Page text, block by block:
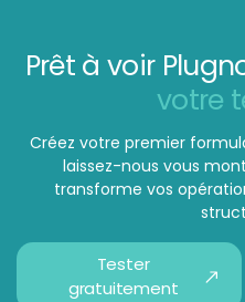
Prêt à voir
votre
Créez votre premier
laissez-nous vous
transforme vos
Tester
gratuitement